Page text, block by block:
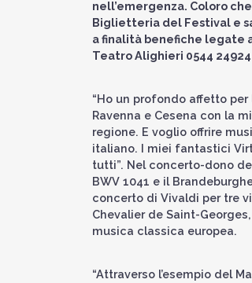
nell’emergenza. Coloro
Biglietteria del Festival e
a finalità benefiche legate
Teatro Alighieri 0544
“Ho un profondo affetto per
Ravenna e Cesena con la
regione. E voglio offrire
italiano. I miei fantastici
tutti”. Nel concerto-dono
BWV 1041 e il
concerto di Vivaldi per tre
Chevalier de Saint-
musica classica europea.
“Attraverso l’esempio del